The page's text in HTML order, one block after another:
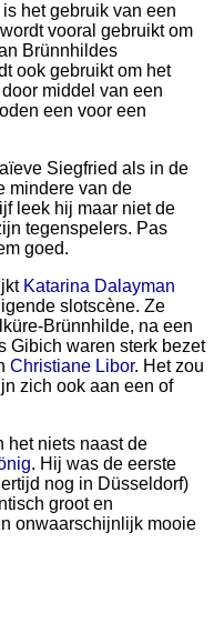
het gebruik van een
vooral gebruikt om
Brünnhildes
ook gebruikt om het
middel van een
een voor een
Siegfried als in de
mindere van de
leek hij maar niet de
tegenspelers. Pas
goed.
Katarina Dalayman
slotscène. Ze
Brünnhilde, na een
Gibich waren sterk bezet
Christiane Libor. Het zou
zich ook aan een of
het niets naast de
. Hij was de eerste
nog in Düsseldorf)
groot en
onwaarschijnlijk mooie